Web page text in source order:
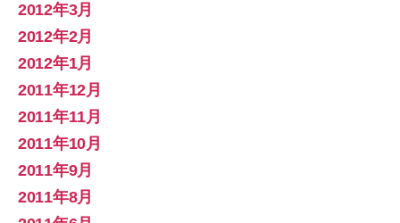
2012年3月
2012年2月
2012年1月
2011年12月
2011年11月
2011年10月
2011年9月
2011年8月